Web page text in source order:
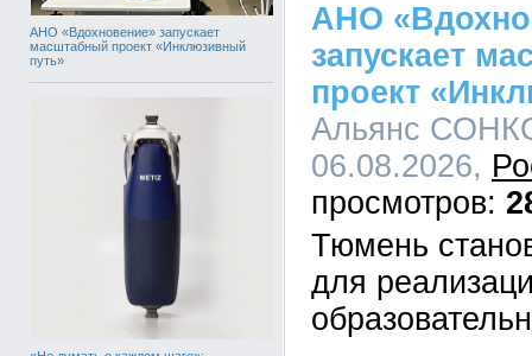
АНО «Вдохновение» запускает
масштабный проект «Инклюзивный
путь»
АНО
запускает
проект
Альянс
06.08.2026,
Тюмень
для